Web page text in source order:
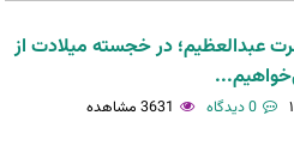
عبدالعظیم؛ در خجسته میلادت از
0 دیدگاه 3631 مشاهده